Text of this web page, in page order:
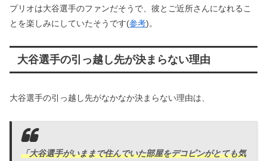
プリオは大谷選手のファンだそうで、彼とご近所さんになれるこ
とを楽しみにしていたそうです(参考)。
大谷選手の引っ越し先が決まらない理由
大谷選手の引っ越し先がなかなか決まらない理由は、
「大谷選手がいままで住んでいた部屋をデコピンがとても気